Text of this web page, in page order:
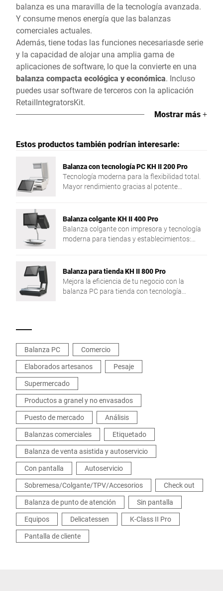
balanza es una maravilla de la tecnología avanzada.
Y consume menos energía que las balanzas
comerciales actuales.
Además, tiene todas las funciones necesariasde serie
y la capacidad de alojar una amplia gama de
aplicaciones de software, lo que la convierte en una
balanza compacta ecológica y económica. Incluso
puedes usar software de terceros con la aplicación
RetailIntegratorsKit.
Mostrar más+
Estos productos también podrían interesarle:
Balanza con tecnología PC KH II 200 Pro
Tecnología moderna para la flexibilidad total.
Mayor rendimiento gracias al potente
Balanza colgante KH II 400 Pro
Balanza colgante con impresora y tecnología
moderna para tiendas y establecimientos:
memoria RAM.
Balanza para tienda KH II 800 Pro
Mejora la eficiencia de tu negocio con la
balanza PC para tienda con tecnología
Balanza PC
Comercio
Elaborados artesanos
Pesaje
Supermercado
Productos a granel y no envasados
Puesto de mercado
Análisis
Balanzas comerciales
Etiquetado
Balanza de venta asistida y autoservicio
Con pantalla
Autoservicio
Sobremesa/Colgante/TPV/Accesorios
Check out
Balanza de punto de atención
Sin pantalla
Equipos
Delicatessen
K-Class II Pro
Pantalla de cliente